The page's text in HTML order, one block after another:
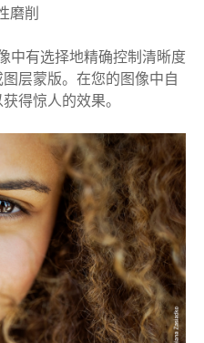
磨削
中有选择地精确控制清晰度
层蒙版。在您的图像中自
得惊人的效果。